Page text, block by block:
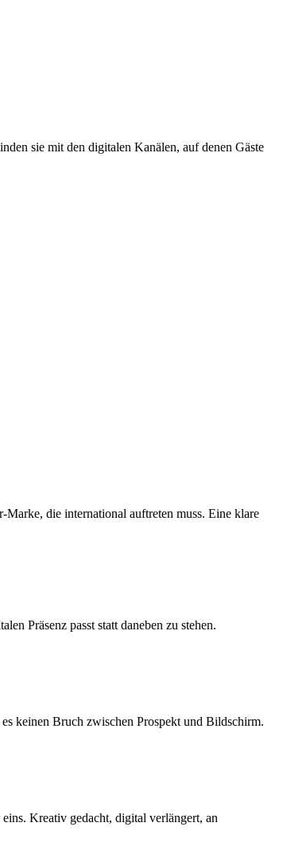
sie mit den digitalen Kanälen, auf denen Gäste
die international auftreten muss. Eine klare
Präsenz passt statt daneben zu stehen.
keinen Bruch zwischen Prospekt und Bildschirm.
Kreativ gedacht, digital verlängert, an